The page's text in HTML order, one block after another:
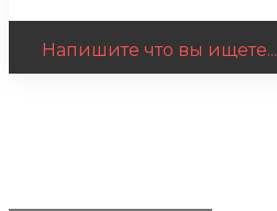
Напишите что вы ищете...